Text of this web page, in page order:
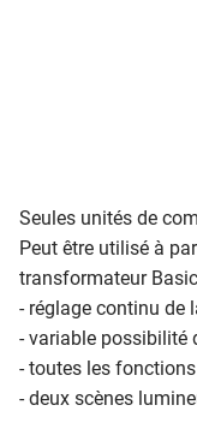
Seules unités de
Peut être utilisé à
transformateur
- réglage continu de
- variable possibilité
- toutes les
- deux scènes